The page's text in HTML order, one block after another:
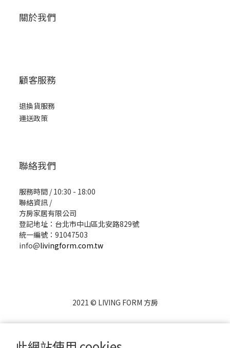
關於我們
顧客服務
退換貨服務
運送政策
聯絡我們
服務時間 / 10:30 - 18:00
聯絡資訊 /
方房家居有限公司
登記地址：台北市中山區北安路829號
統一編號：91047503
info@livingform.com.tw
2021 © LIVING FORM 方房